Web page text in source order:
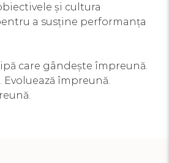
și cultura
a susține performanța
care gândește împreună.
împreună.